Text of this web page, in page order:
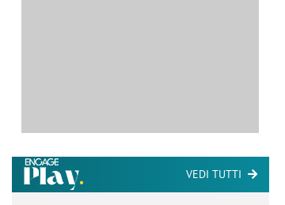
VEDI TUTTI